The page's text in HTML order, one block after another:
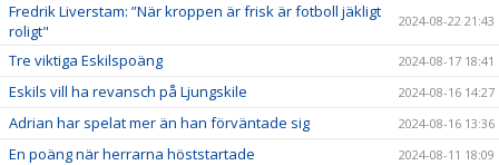
Fredrik Liverstam: ”När kroppen är frisk är fotboll jäkligt
roligt"
2024-08-22 21:43
Tre viktiga Eskilspoäng 2024-08-17 18:41
Eskils vill ha revansch på Ljungskile 2024-08-16 14:27
Adrian har spelat mer än han förväntade sig 2024-08-16 13:36
En poäng när herrarna höststartade 2024-08-11 18:09